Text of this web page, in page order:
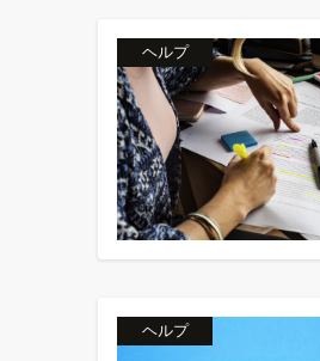
ヘルプ
ヘルプ